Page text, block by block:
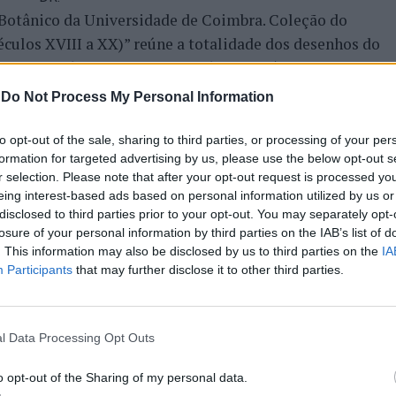
Do Not Process My Personal Information
opt-out of the sale, sharing to third parties, or processing of your
for targeted advertising by us, please use the below opt-out
selection. Please note that after your opt-out request is processed
interest-based ads based on personal information utilized by us
to third parties prior to your opt-out. You may separately
of your personal information by third parties on the IAB’s list of
This information may also be disclosed by us to third parties on the
Participants that may further disclose it to other third parties.
Data Processing Opt Outs
opt-out of the Sharing of my personal data.
da Universidade de Coimbra. Coleção do
XVIII a XX)” reúne a totalidade dos desenhos do
cinco já conhecidos e 35 inéditos (três desenhos do
XX). As autoras da obra, Ana Margarida Dias da
também disponibilizar online, em acesso aberto,
da construção e das soluções arquitetónicas
JARDIM BOTÂNICO
LITERATURA
PRÓXIMO
Castro Marim: Mais eficiência
energética com nova iluminação do
Pavilhão Municipal